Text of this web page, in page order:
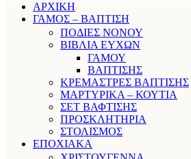
ΑΡΧΙΚΗ
ΓΑΜΟΣ – ΒΑΠΤΙΣΗ
ΠΟΔΙΕΣ ΝΟΝΟΥ
ΒΙΒΛΙΑ ΕΥΧΩΝ
ΓΑΜΟΥ
ΒΑΠΤΙΣΗΣ
ΚΡΕΜΑΣΤΡΕΣ ΒΑΠΤΙΣΗΣ
ΜΑΡΤΥΡΙΚΑ – ΚΟΥΤΙΑ
ΣΕΤ ΒΑΦΤΙΣΗΣ
ΠΡΟΣΚΛΗΤΗΡΙΑ
ΣΤΟΛΙΣΜΟΣ
ΕΠΟΧΙΑΚΑ